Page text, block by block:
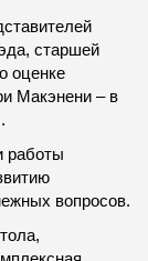
старшей
оценке
Макэнени – в
работы
вопросов.